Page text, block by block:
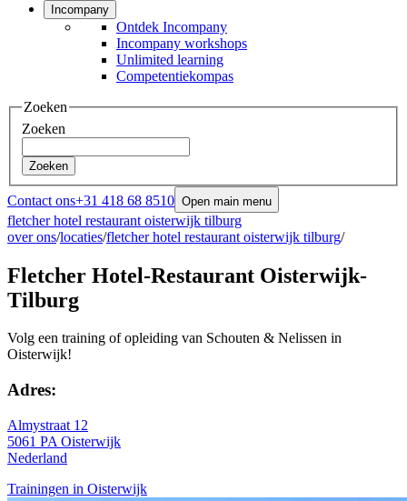
Incompany
Ontdek Incompany
Incompany workshops
Unlimited learning
Competentiekompas
Zoeken
Zoeken
Zoeken
Contact ons+31 418 68 8510 Open main menu
fletcher hotel restaurant oisterwijk tilburg
over ons/locaties/fletcher hotel restaurant oisterwijk tilburg/
Fletcher Hotel-Restaurant Oisterwijk-
Tilburg
Volg een training of opleiding van Schouten & Nelissen in
Oisterwijk!
Adres:
Almystraat 12
5061 PA Oisterwijk
Nederland
Trainingen in Oisterwijk